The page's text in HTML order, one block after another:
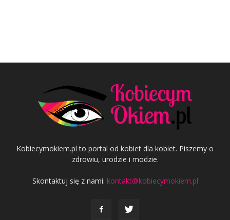
Kobiecymokiem.pl to portal od kobiet dla kobiet. Piszemy o
zdrowiu, urodzie i modzie.
Skontaktuj się z nami: kontakt@kobiecymokiem.pl